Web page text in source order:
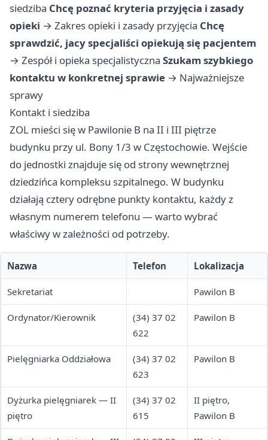
siedziba Chcę poznać kryteria przyjęcia i zasady
opieki → Zakres opieki i zasady przyjęcia Chcę
sprawdzić, jacy specjaliści opiekują się pacjentem
→ Zespół i opieka specjalistyczna Szukam szybkiego
kontaktu w konkretnej sprawie → Najważniejsze
sprawy
Kontakt i siedziba
ZOL mieści się w Pawilonie B na II i III piętrze
budynku przy ul. Bony 1/3 w Częstochowie. Wejście
do jednostki znajduje się od strony wewnętrznej
dziedzińca kompleksu szpitalnego. W budynku
działają cztery odrębne punkty kontaktu, każdy z
własnym numerem telefonu — warto wybrać
właściwy w zależności od potrzeby.
Nazwa Telefon Lokalizacja
Sekretariat Pawilon B
Ordynator/Kierownik
(34) 37 02
622
Pawilon B
Pielęgniarka Oddziałowa
(34) 37 02
623
Pawilon B
Dyżurka pielęgniarek — II
piętro
(34) 37 02
615
II piętro,
Pawilon B